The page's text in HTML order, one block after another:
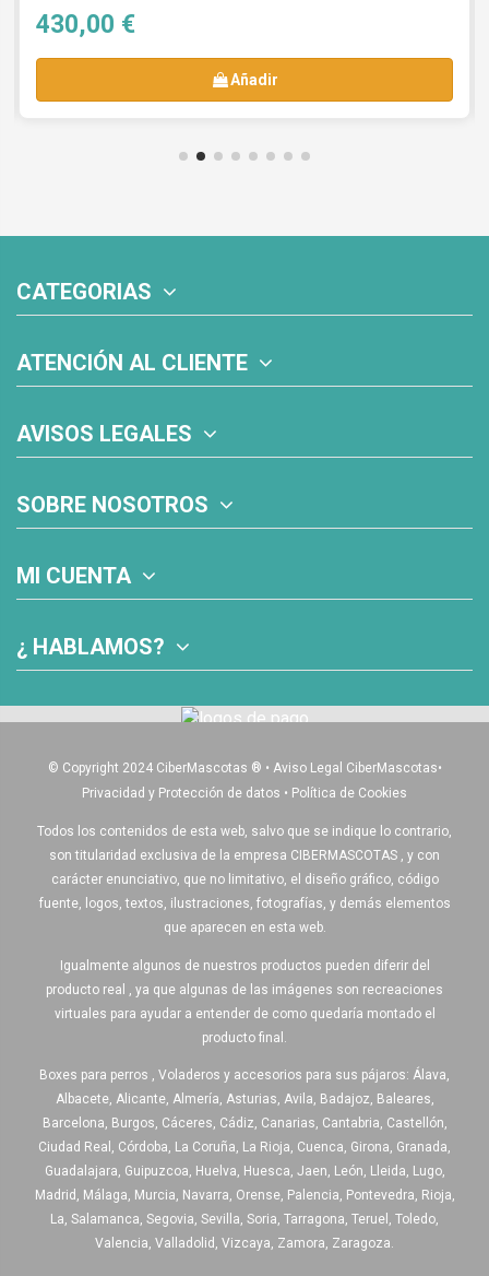
430,00 €
Añadir
CATEGORIAS
ATENCIÓN AL CLIENTE
AVISOS LEGALES
SOBRE NOSOTROS
MI CUENTA
¿ HABLAMOS?
© Copyright 2024 CiberMascotas ® • Aviso Legal CiberMascotas•
Privacidad y Protección de datos • Política de Cookies
Todos los contenidos de esta web, salvo que se indique lo contrario,
son titularidad exclusiva de la empresa CIBERMASCOTAS , y con
carácter enunciativo, que no limitativo, el diseño gráfico, código
fuente, logos, textos, ilustraciones, fotografías, y demás elementos
que aparecen en esta web.
Igualmente algunos de nuestros productos pueden diferir del
producto real , ya que algunas de las imágenes son recreaciones
virtuales para ayudar a entender de como quedaría montado el
producto final.
Boxes para perros , Voladeros y accesorios para sus pájaros: Álava,
Albacete, Alicante, Almería, Asturias, Avila, Badajoz, Baleares,
Barcelona, Burgos, Cáceres, Cádiz, Canarias, Cantabria, Castellón,
Ciudad Real, Córdoba, La Coruña, La Rioja, Cuenca, Girona, Granada,
Guadalajara, Guipuzcoa, Huelva, Huesca, Jaen, León, Lleida, Lugo,
Madrid, Málaga, Murcia, Navarra, Orense, Palencia, Pontevedra, Rioja,
La, Salamanca, Segovia, Sevilla, Soria, Tarragona, Teruel, Toledo,
Valencia, Valladolid, Vizcaya, Zamora, Zaragoza.